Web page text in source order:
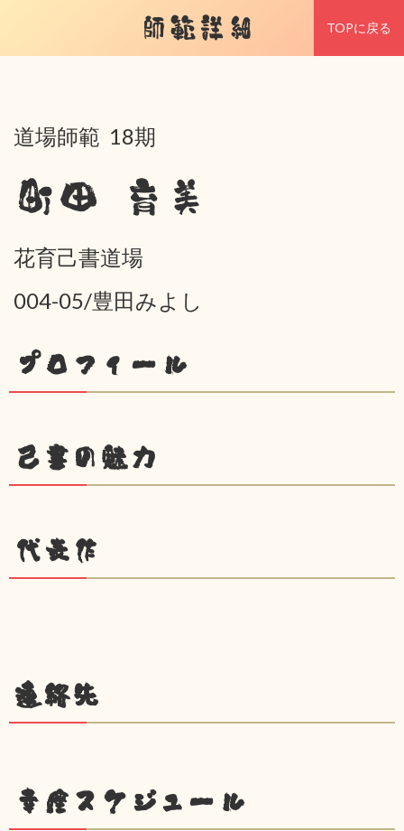
師範詳細 TOPに戻る
道場師範 18期
町田 育美
花育己書道場
004-05/豊田みよし
プロフィール
己書の魅力
代表作
連絡先
幸座スケジュール